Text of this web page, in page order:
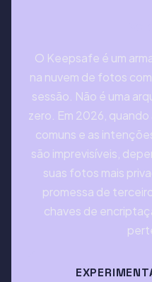
O Keepsafe é um
na nuvem de fotos
sessão. Não é uma
zero. Em 2026,
comuns e as
são imprevisíveis,
suas fotos mais
promessa de
chaves de